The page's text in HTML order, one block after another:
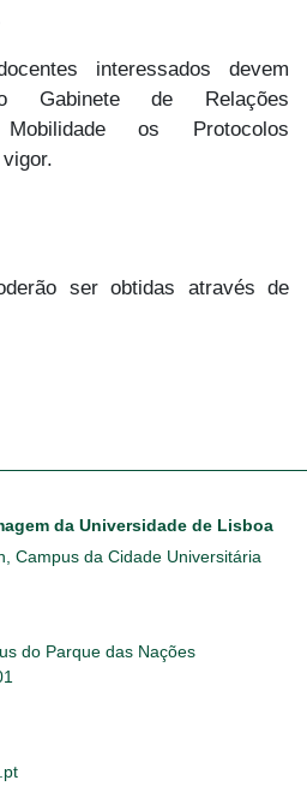
interessados devem
Gabinete de Relações
os Protocolos
ser obtidas através de
da Universidade de Lisboa
Campus da Cidade Universitária
do Parque das Nações